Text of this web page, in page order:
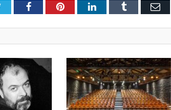
TwitterFacebookPinterestLinkedInTumblr E-